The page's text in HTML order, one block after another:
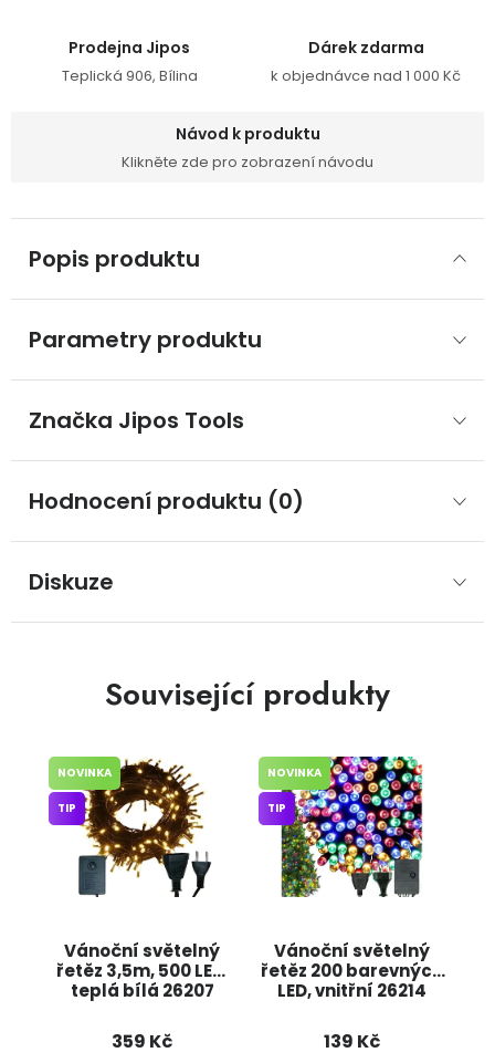
Prodejna Jipos
Teplická 906, Bílina
Dárek zdarma
k objednávce nad 1 000 Kč
Návod k produktu
Klikněte zde pro zobrazení návodu
Popis produktu
Parametry produktu
Značka Jipos Tools
Hodnocení produktu (0)
Diskuze
Související produkty
Vánoční světelný
řetěz 3,5m, 500 LED,
teplá bílá 26207
NOVINKA
TIP
359 Kč
Vánoční světelný
řetěz 200 barevných
LED, vnitřní 26214
NOVINKA
TIP
139 Kč